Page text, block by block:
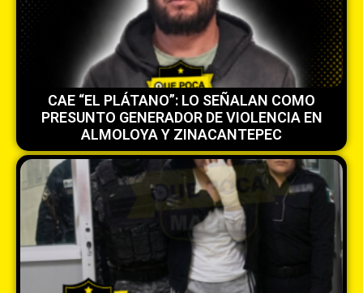
CAE “EL PLÁTANO”: LO SEÑALAN COMO
PRESUNTO GENERADOR DE VIOLENCIA EN
ALMOLOYA Y ZINACANTEPEC